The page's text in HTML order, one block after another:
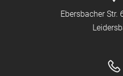
Ebersbacher Str.